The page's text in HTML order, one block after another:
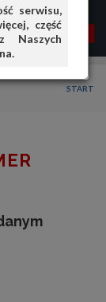
serwisu,
część
Naszych
AG
START